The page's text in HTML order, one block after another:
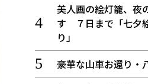
美人画の絵灯籠、夜
す ７日まで「七夕
り」
豪華な山車お還り・